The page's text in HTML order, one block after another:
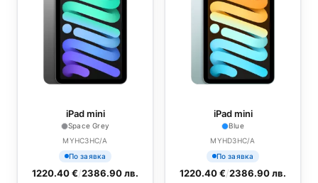
iPad mini
Space Grey
MYHC3HC/A
По заявка
1220.40 €/2386.90 лв.
iPad mini
Blue
MYHD3HC/A
По заявка
1220.40 €/2386.90 лв.